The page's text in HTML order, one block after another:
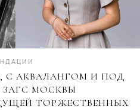
С АКВАЛАНГОМ И ПОД
МОСКВЫ
ТОРЖЕСТВЕННЫХ